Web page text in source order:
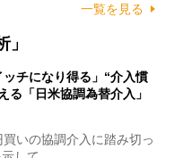
一覧を見る
ッチになり得る」“介入慣
る「日米協調為替介入」
いの協調介入に踏み切っ